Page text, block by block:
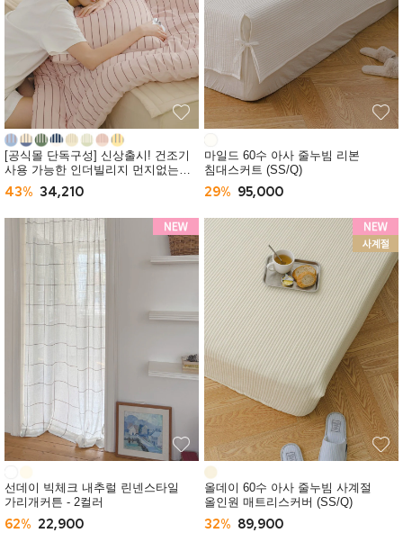
[공식몰 단독구성] 신상출시! 건조기
사용 가능한 인더빌리지 먼지없는
사계절 차렵이불 (SS/Q) -10컬러
43% 34,210
마일드 60수 아사 줄누빔 리본
침대스커트 (SS/Q)
29% 95,000
선데이 빅체크 내추럴 린넨스타일
가리개커튼 - 2컬러
62% 22,900
올데이 60수 아사 줄누빔 사계절
올인원 매트리스커버 (SS/Q)
32% 89,900